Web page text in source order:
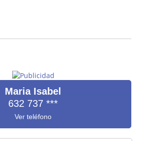
Maria Isabel
632 737***
Ver teléfono